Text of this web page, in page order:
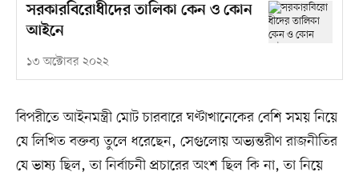
সরকারবিরোধীদের তালিকা কেন ও কোন
আইনে
১৩ অক্টোবর ২০২২
বিপরীতে আইনমন্ত্রী মোট চারবারে ঘণ্টাখানেকের বেশি সময় নিয়ে
যে লিখিত বক্তব্য তুলে ধরেছেন, সেগুলোয় অভ্যন্তরীণ রাজনীতির
যে ভাষ্য ছিল, তা নির্বাচনী প্রচারের অংশ ছিল কি না, তা নিয়ে